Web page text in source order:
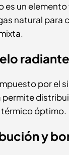
es un
natural
radiante
por el
óptimo.
y